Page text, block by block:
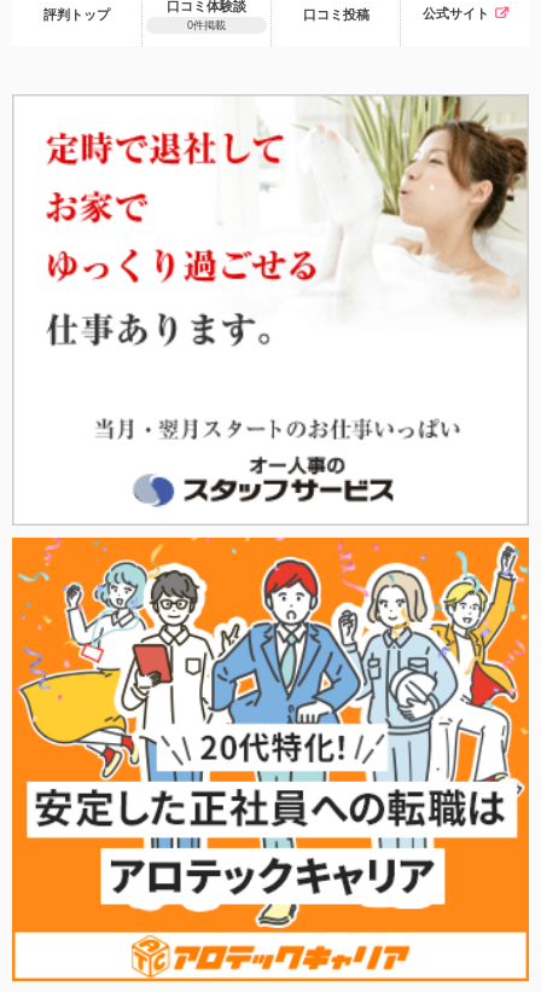
評判トップ
口コミ体験談
0件掲載
口コミ 投稿 公式サイト